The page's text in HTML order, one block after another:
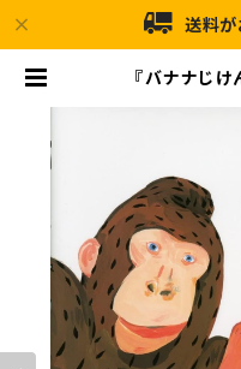
送料が
『バナナじ